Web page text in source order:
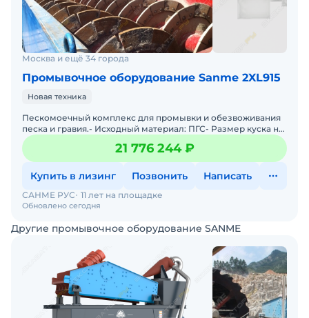
Москва и ещё 34 города
Промывочное оборудование Sanme 2XL915
Новая техника
Пескомоечный комплекс для промывки и обезвоживания
песка и гравия.- Исходный материал: ПГС- Размер куска на
входе: 10мм- Размер куска на выходе: 0-5мм, 5-10мм-
21 776 244 ₽
Купить в лизинг Позвонить Написать
Обновлено сегодня
САНМЕ РУС 11 лет на площадке
Другие промывочное оборудование SANME